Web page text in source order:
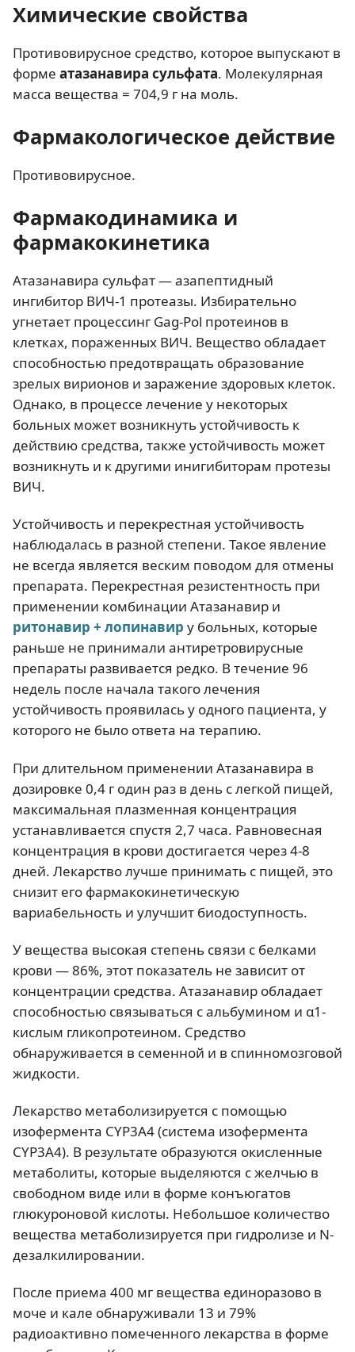
Химические свойства
Противовирусное средство, которое выпускают в
форме атазанавира сульфата. Молекулярная
масса вещества = 704,9 г на моль.
Фармакологическое действие
Противовирусное.
Фармакодинамика и
фармакокинетика
Атазанавира сульфат — азапептидный
ингибитор ВИЧ-1 протеазы. Избирательно
угнетает процессинг Gag-Pol протеинов в
клетках, пораженных ВИЧ. Вещество обладает
способностью предотвращать образование
зрелых вирионов и заражение здоровых клеток.
Однако, в процессе лечение у некоторых
больных может возникнуть устойчивость к
действию средства, также устойчивость может
возникнуть и к другими инигибиторам протезы
ВИЧ.
Устойчивость и перекрестная устойчивость
наблюдалась в разной степени. Такое явление
не всегда является веским поводом для отмены
препарата. Перекрестная резистентность при
применении комбинации Атазанавир и
ритонавир + лопинавир у больных, которые
раньше не принимали антиретровирусные
препараты развивается редко. В течение 96
недель после начала такого лечения
устойчивость проявилась у одного пациента, у
которого не было ответа на терапию.
При длительном применении Атазанавира в
дозировке 0,4 г один раз в день с легкой пищей,
максимальная плазменная концентрация
устанавливается спустя 2,7 часа. Равновесная
концентрация в крови достигается через 4-8
дней. Лекарство лучше принимать с пищей, это
снизит его фармакокинетическую
вариабельность и улучшит биодоступность.
У вещества высокая степень связи с белками
крови — 86%, этот показатель не зависит от
концентрации средства. Атазанавир обладает
способностью связываться с альбумином и α1-
кислым гликопротеином. Средство
обнаруживается в семенной и в спинномозговой
жидкости.
Лекарство метаболизируется с помощью
изофермента CYP3A4 (система изофермента
CYP3A4). В результате образуются окисленные
метаболиты, которые выделяются с желчью в
свободном виде или в форме конъюгатов
глюкуроновой кислоты. Небольшое количество
вещества метаболизируется при гидролизе и N-
дезалкилировании.
После приема 400 мг вещества единоразово в
моче и кале обнаруживали 13 и 79%
радиоактивно помеченного лекарства в форме